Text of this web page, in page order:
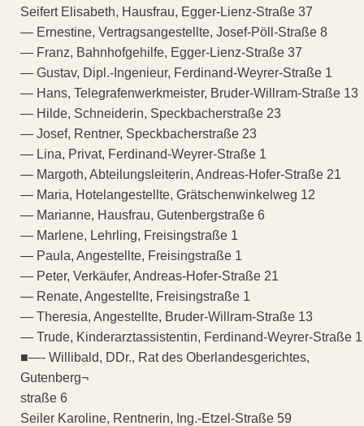
Seifert Elisabeth, Hausfrau, Egger-Lienz-Straße 37
— Ernestine, Vertragsangestellte, Josef-Pöll-Straße 8
— Franz, Bahnhofgehilfe, Egger-Lienz-Straße 37
— Gustav, Dipl.-Ingenieur, Ferdinand-Weyrer-Straße 1
— Hans, Telegrafenwerkmeister, Bruder-Willram-Straße 13
— Hilde, Schneiderin, Speckbacherstraße 23
— Josef, Rentner, Speckbacherstraße 23
— Lina, Privat, Ferdinand-Weyrer-Straße 1
— Margoth, Abteilungsleiterin, Andreas-Hofer-Straße 21
— Maria, Hotelangestellte, Grätschenwinkelweg 12
— Marianne, Hausfrau, Gutenbergstraße 6
— Marlene, Lehrling, Freisingstraße 1
— Paula, Angestellte, Freisingstraße 1
— Peter, Verkäufer, Andreas-Hofer-Straße 21
— Renate, Angestellte, Freisingstraße 1
— Theresia, Angestellte, Bruder-Willram-Straße 13
— Trude, Kinderarztassistentin, Ferdinand-Weyrer-Straße 1
■—- Willibald, DDr., Rat des Oberlandesgerichtes,
Gutenberg¬
straße 6
Seiler Karoline, Rentnerin, Ing.-Etzel-Straße 59